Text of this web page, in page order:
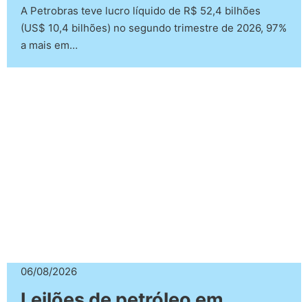
A Petrobras teve lucro líquido de R$ 52,4 bilhões
(US$ 10,4 bilhões) no segundo trimestre de 2026, 97%
a mais em…
06/08/2026